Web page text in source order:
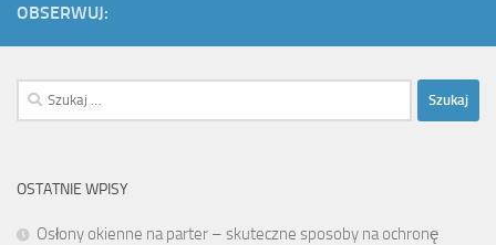
OBSERWUJ:
Szukaj:
OSTATNIE WPISY
Osłony okienne na parter – skuteczne sposoby na ochronę